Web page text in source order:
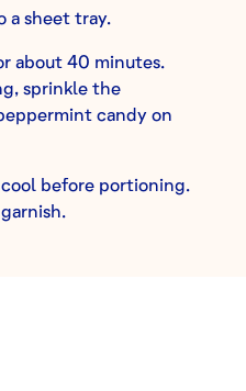
a sheet tray.
about 40 minutes.
sprinkle the
candy on
before portioning.